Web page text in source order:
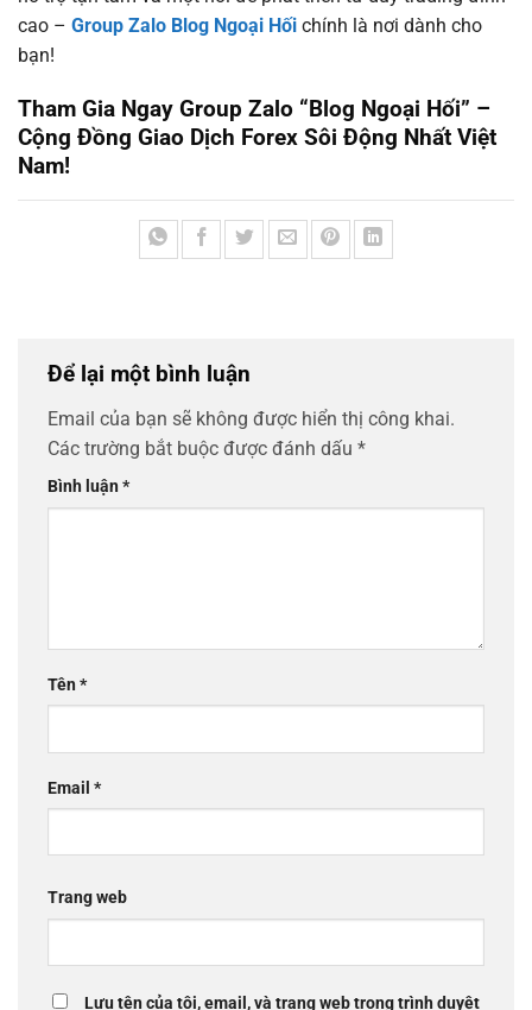
cao – Group Zalo Blog Ngoại Hối chính là nơi dành cho
bạn!
Tham Gia Ngay Group Zalo “Blog Ngoại Hối” –
Cộng Đồng Giao Dịch Forex Sôi Động Nhất Việt
Nam!
Để lại một bình luận
Email của bạn sẽ không được hiển thị công khai.
Các trường bắt buộc được đánh dấu *
Bình luận*
Tên*
Email *
Trang web
Lưu tên của tôi, email, và trang web trong trình duyệt